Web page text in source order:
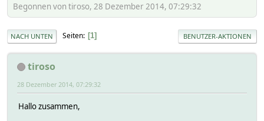
Begonnen von tiroso, 28 Dezember 2014, 07:29:32
NACH UNTEN Seiten 1 BENUTZER-AKTIONEN
tiroso
28 Dezember 2014, 07:29:32
Hallo zusammen,